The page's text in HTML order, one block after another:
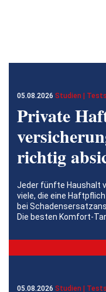
05.08.2026 Studien | Tests
Private
richtig
Jeder fünfte Haushalt
viele, die eine
bei
Die besten Komfort-
05.08.2026 Studien | Tests